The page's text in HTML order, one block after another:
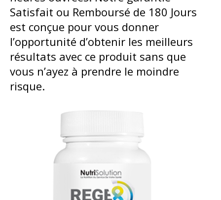
Satisfait ou Remboursé de 180 Jours
est conçue pour vous donner
l’opportunité d’obtenir les meilleurs
résultats avec ce produit sans que
vous n’ayez à prendre le moindre
risque.